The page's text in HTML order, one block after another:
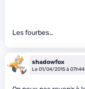
Les fourbes…
shadowfox
Le 01/04/2015 à 07h44